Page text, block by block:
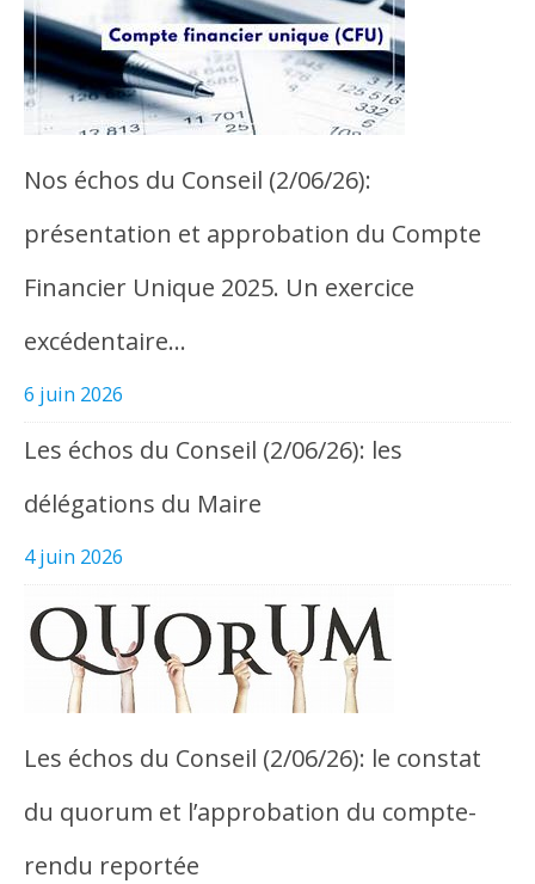
Nos échos du Conseil (2/06/26):
présentation et approbation du Compte
Financier Unique 2025. Un exercice
excédentaire…
6 juin 2026
Les échos du Conseil (2/06/26): les
délégations du Maire
4 juin 2026
Les échos du Conseil (2/06/26): le constat
du quorum et l’approbation du compte-
rendu reportée